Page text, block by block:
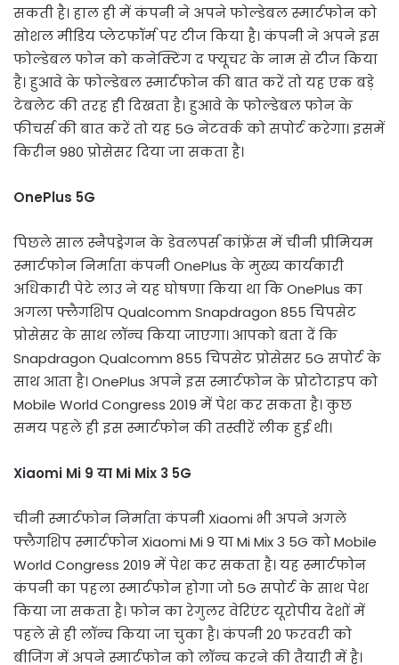
सकती है। हाल ही में कंपनी ने अपने फोल्डेबल स्मार्टफोन को
सोशल मीडिय प्लेटफॉर्म पर टीज किया है। कंपनी ने अपने इस
फोल्डेबल फोन को कनेक्टिंग द फ्यूचर के नाम से टीज किया
है। हुआवे के फोल्डेबल स्मार्टफोन की बात करें तो यह एक बड़े
टेबलेट की तरह ही दिखता है। हुआवे के फोल्डेबल फोन के
फीचर्स की बात करें तो यह 5G नेटवर्क को सपोर्ट करेगा। इसमें
किरीन 980 प्रोसेसर दिया जा सकता है।
OnePlus 5G
पिछले साल स्नैपड्रेगन के डेवलपर्स कांफ्रेंस में चीनी प्रीमियम
स्मार्टफोन निर्माता कंपनी OnePlus के मुख्य कार्यकारी
अधिकारी पेटे लाउ ने यह घोषणा किया था कि OnePlus का
अगला फ्लैगशिप Qualcomm Snapdragon 855 चिपसेट
प्रोसेसर के साथ लॉन्च किया जाएगा। आपको बता दें कि
Snapdragon Qualcomm 855 चिपसेट प्रोसेसर 5G सपोर्ट के
साथ आता है। OnePlus अपने इस स्मार्टफोन के प्रोटोटाइप को
Mobile World Congress 2019 में पेश कर सकता है। कुछ
समय पहले ही इस स्मार्टफोन की तस्वीरें लीक हुई थी।
Xiaomi Mi 9 या Mi Mix 3 5G
चीनी स्मार्टफोन निर्माता कंपनी Xiaomi भी अपने अगले
फ्लैगशिप स्मार्टफोन Xiaomi Mi 9 या Mi Mix 3 5G को Mobile
World Congress 2019 में पेश कर सकता है। यह स्मार्टफोन
कंपनी का पहला स्मार्टफोन होगा जो 5G सपोर्ट के साथ पेश
किया जा सकता है। फोन का रेगुलर वेरिएंट यूरोपीय देशों में
पहले से ही लॉन्च किया जा चुका है। कंपनी 20 फरवरी को
बीजिंग में अपने स्मार्टफोन को लॉन्च करने की तैयारी में है।